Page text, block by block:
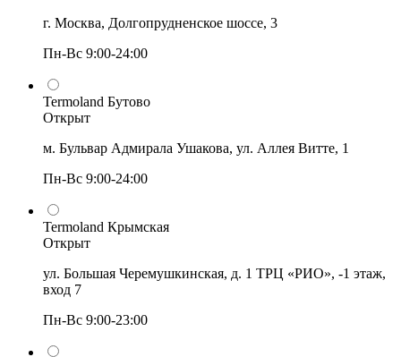
г. Москва, Долгопрудненское шоссе, 3
Пн-Вс 9:00-24:00
Termoland Бутово
Открыт
м. Бульвар Адмирала Ушакова, ул. Аллея Витте, 1
Пн-Вс 9:00-24:00
Termoland Крымская
Открыт
ул. Большая Черемушкинская, д. 1 ТРЦ «РИО», -1 этаж,
вход 7
Пн-Вс 9:00-23:00